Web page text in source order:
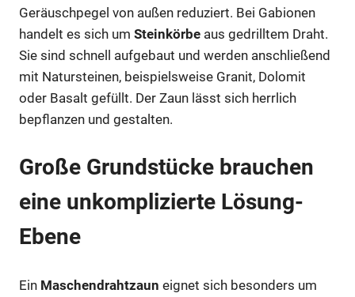
Geräuschpegel von außen reduziert. Bei Gabionen
handelt es sich um Steinkörbe aus gedrilltem Draht.
Sie sind schnell aufgebaut und werden anschließend
mit Natursteinen, beispielsweise Granit, Dolomit
oder Basalt gefüllt. Der Zaun lässt sich herrlich
bepflanzen und gestalten.
Große Grundstücke brauchen
eine unkomplizierte Lösung-
Ebene
Ein Maschendrahtzaun eignet sich besonders um